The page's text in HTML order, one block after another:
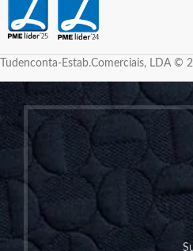
Tudenconta-Estab.Comerciais, LDA ©